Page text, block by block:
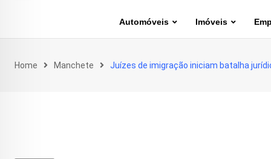
Automóveis Imóveis
Home Manchete Juízes de imigração iniciam batalha